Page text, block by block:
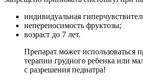
индивидуальная
непереносимость фруктозы;
возраст до 7 лет.
Препарат может использоваться
терапии грудного ребенка или
с разрешения педиатра!